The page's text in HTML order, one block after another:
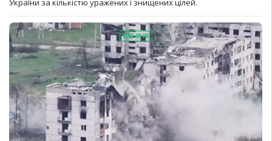
України за кількістю уражених і знищених цілей.